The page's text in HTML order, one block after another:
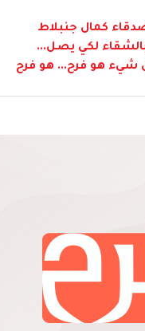
كمال جنبلاط
لكي يصل...
شيء هو فرح... هو فرح